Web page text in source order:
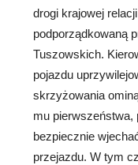
drogi krajowej
podporządkowaną
Tuszowskich.
pojazdu
skrzyżowania
mu pierwszeństwa,
bezpiecznie
przejazdu. W tym